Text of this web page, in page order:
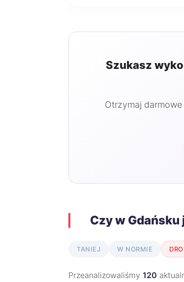
Szukasz
Otrzymaj
Czy w
TANIEJ W NORMIE
Przeanalizowaliśmy 120